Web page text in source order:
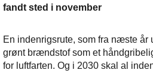
fandt sted i november
En indenrigsrute, som fra næste år
grønt brændstof som et
for luftfarten. Og i 2030 skal al